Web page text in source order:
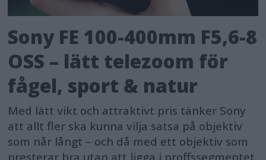
Sony FE 100-400mm F5,6-8
OSS – lätt telezoom för
fågel, sport & natur
Med lätt vikt och attraktivt pris tänker Sony
att allt fler ska kunna vilja satsa på objektiv
som når långt – och då med ett objektiv som
presterar bra utan att ligga i proffssegmentet.